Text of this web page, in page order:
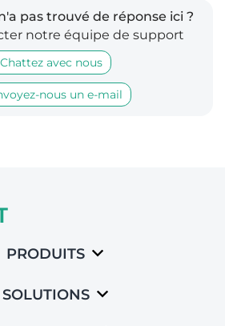
pas trouvé de réponse ici ?
notre équipe de support
Chattez avec nous
nous un e-mail
PRODUITS
SOLUTIONS